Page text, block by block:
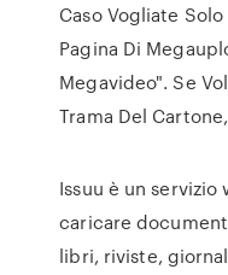
Caso Vogliate
Pagina Di
Megavideo". Se
Trama Del Cartone,
Issuu è un
caricare
libri, riviste,